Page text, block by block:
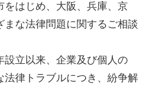
をはじめ、大阪、兵庫、京
まな法律問題に関するご相談
設立以来、企業及び個人の
法律トラブルにつき、紛争解